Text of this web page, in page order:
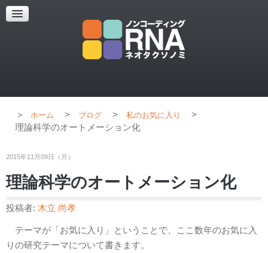
超解像顕微鏡
超解像顕微鏡の紹介
ホーム > ブログ > 私のお気に入り
>
理論科学のオートメーション化
2015年11月09日（月）
理論科学のオートメーション化
投稿者: 木立 尚孝
テーマが「お気に入り」ということで、ここ数年のお気に入
りの研究テーマについて書きます。